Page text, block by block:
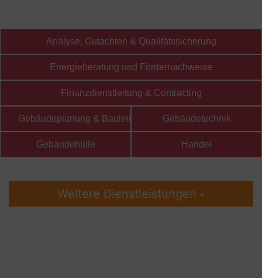
Analyse, Gutachten & Qualitätssicherung
Energieberatung und Fördernachweise
Finanzdienstleitung & Contracting
Gebäudeplanung & Bauleitung Gebäudetechnik
Gebäudehülle Handel
Weitere Dienstleistungen